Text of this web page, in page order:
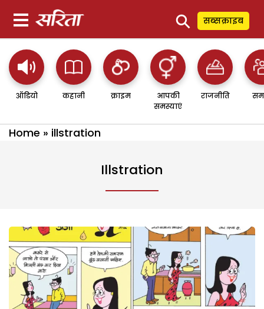
⚲ सब्सक्राइब
ऑडियो कहानी क्राइम
आपकी
समस्याएं
राजनीति
Home » illstration
Illstration